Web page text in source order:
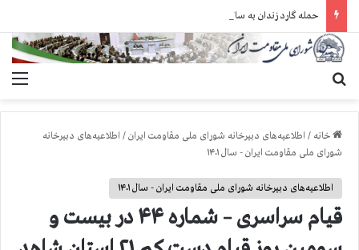
خانه / اطلاعیه‌های دبیرخانه شورای ملی مقاومت ایران/ اطلاعیه‌های دبیرخانه
شورای ملی مقاومت ایران - سال ۱۴۰۱
اطلاعیه‌های دبیرخانه شورای ملی مقاومت ایران - سال ۱۴۰۱
قيام سراسری – شماره ۴۴ در بیست و